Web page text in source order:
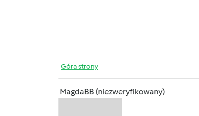
Góra strony
MagdaBB (niezweryfikowany)